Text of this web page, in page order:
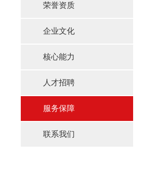
荣誉资质
企业文化
核心能力
人才招聘
服务保障
联系我们